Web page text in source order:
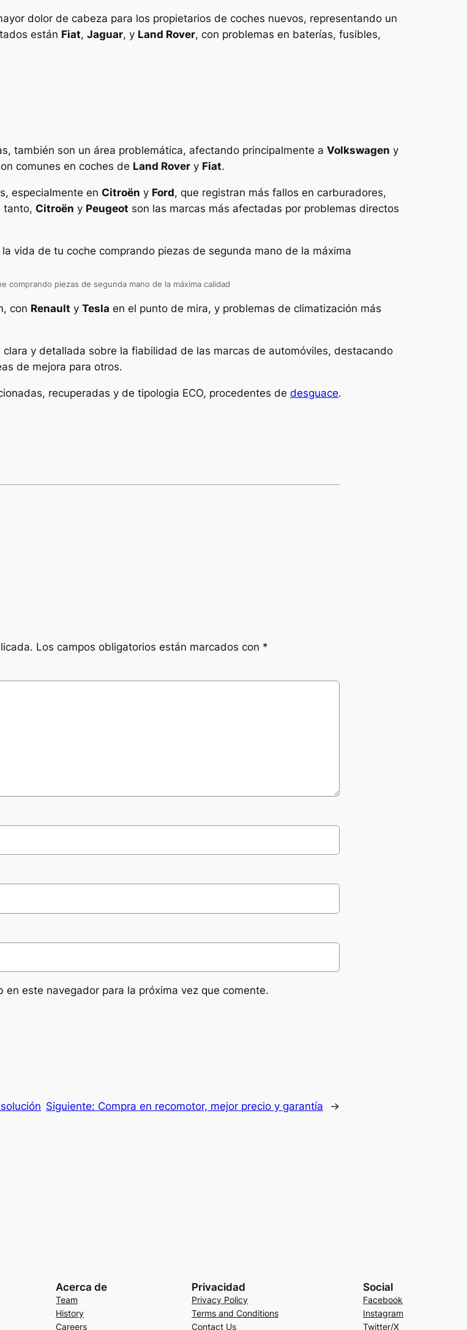
dolor de cabeza para los propietarios de coches nuevos, representando un
están Fiat, Jaguar, y Land Rover, con problemas en baterías, fusibles,
también son un área problemática, afectando principalmente a Volkswagen y
comunes en coches de Land Rover y Fiat.
especialmente en Citroën y Ford, que registran más fallos en carburadores,
tanto, Citroën y Peugeot son las marcas más afectadas por problemas directos
comprando piezas de segunda mano de la máxima calidad
con Renault y Tesla en el punto de mira, y problemas de climatización más
y detallada sobre la fiabilidad de las marcas de automóviles, destacando
de mejora para otros.
recuperadas y de tipologia ECO, procedentes de desguace.
Los campos obligatorios están marcados con *
este navegador para la próxima vez que comente.
Siguiente: Compra en recomotor, mejor precio y garantía →
Acerca de
Team
History
Careers
Privacidad
Privacy Policy
Terms and Conditions
Contact Us
Social
Facebook
Instagram
Twitter/X